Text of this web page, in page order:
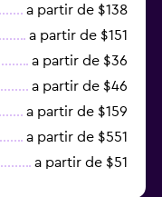
a partir de $138
a partir de $151
a partir de $36
a partir de $46
a partir de $159
a partir de $551
a partir de $51